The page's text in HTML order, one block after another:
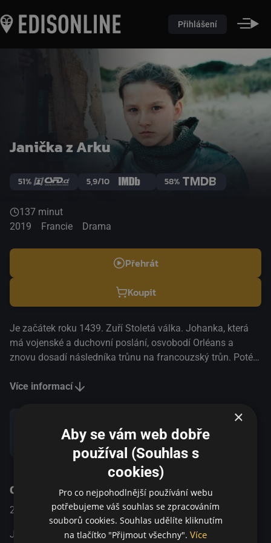
Přihlášení
Janička z Arku
51% 5,9/10 58%
137 minut
2019
Francie Drama
Přehrát
Koupit
Je začátek roku 1439. Zuří Stoletá válka. Johanka, která
má vojenské a duchovní poslání, osvobodí Orléans a
znovu dosadí následníka trůnu na francouzský trůn. Poté
Burgunďané ji uvězní v Compiègne a vydají Angličanům.
vede Pierre Cauchon, který usiluje o to, aby ji zbavil veškeré
důvěryhodnosti. Johanka zůstává věrná svému poslání a
odmítá se přiznat k čarodějnictví, ze kterého ji obviňují.
Nakonec ji odsoudí k upálení na hranici za kacířství. MFF
Cannes, Cena Un Certain Regard 2019 Ceny Lumiere,
Nominace | Nejslibnější herečka, nejlepší hudba 2020 MFF
Rotterdam 2020
Více informací
O pořadu
2019 Francie Drama
Je začátek roku 1439. Zuří Stoletá válka. Johanka, která
×
Aby se vám web dobře
používal (Souhlas s
cookies)
Pro co nejpohodlnější používání webu
potřebujeme váš souhlas se zpracováním
souborů cookies. Souhlas udělíte kliknutím
na tlačítko "Přijmout všechny". Více